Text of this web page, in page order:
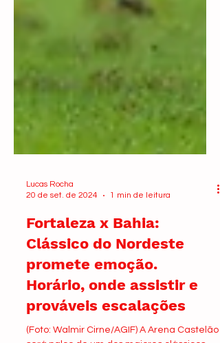
20 de set. de 2024
1 min de leitura
Fortaleza x Bahia:
Clássico do Nordeste
promete emoção.
Horário, onde assistir e
prováveis escalações